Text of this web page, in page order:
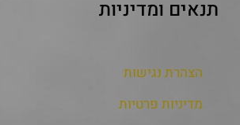
תנאים ומדיניות
הצהרת נגישות
מדיניות פרטיות